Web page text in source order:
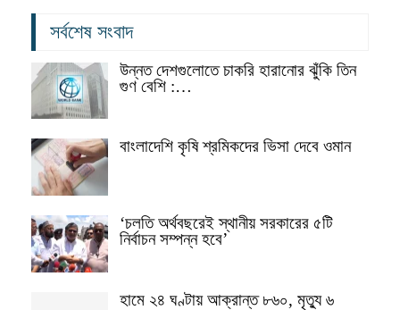
সর্বশেষ সংবাদ
উন্নত দেশগুলোতে চাকরি হারানোর ঝুঁকি তিন
গুণ বেশি :…
বাংলাদেশি কৃষি শ্রমিকদের ভিসা দেবে ওমান
‘চলতি অর্থবছরেই স্থানীয় সরকারের ৫টি
নির্বাচন সম্পন্ন হবে’
হামে ২৪ ঘণ্টায় আক্রান্ত ৮৬০, মৃত্যু ৬